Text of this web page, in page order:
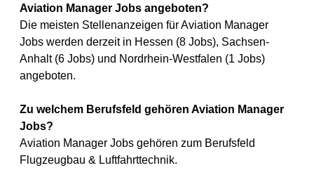
Aviation Manager Jobs angeboten?
Die meisten Stellenanzeigen für Aviation Manager
Jobs werden derzeit in Hessen (8 Jobs), Sachsen-
Anhalt (6 Jobs) und Nordrhein-Westfalen (1 Jobs)
angeboten.
Zu welchem Berufsfeld gehören Aviation Manager
Jobs?
Aviation Manager Jobs gehören zum Berufsfeld
Flugzeugbau & Luftfahrttechnik.